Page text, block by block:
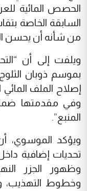
الحصص المائية
السابقة الخاصة
من شأنه أن يحسن
ويلفت إلى أن
بموسم ذوبان
إصلاح الملف المائي
وفي مقدمتها
المنبع”.
ويؤكد الموسوي،
تحديات إضافية
وظهور الجزر
وخطوط التهذيب،